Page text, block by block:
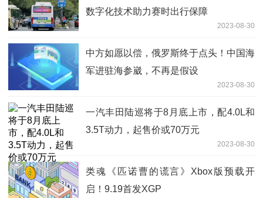
数字化技术助力赛时出行保障
2023-08-30
中方如愿以偿，俄罗斯终于点头！中国海
军进驻海参崴，不再是假设
2023-08-30
一汽丰田陆巡将于8月底上市，配4.0L和
3.5T动力，起售价或70万元
2023-08-30
类魂《匹诺曹的谎言》Xbox版预载开
启！9.19首发XGP